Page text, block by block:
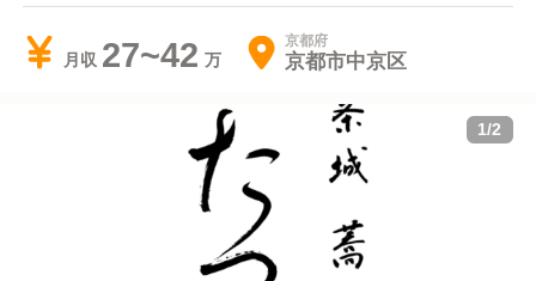
月収 27~42 京都府
京都市中京区
1/2